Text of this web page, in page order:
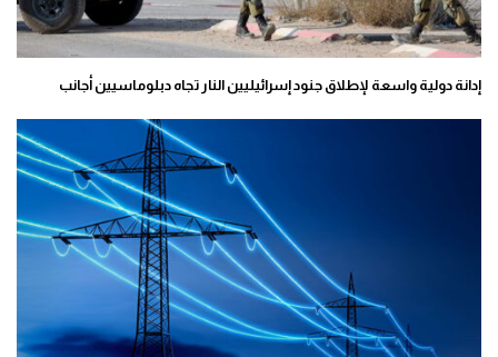
إدانة دولية واسعة لإطلاق جنود إسرائيليين النار تجاه دبلوماسيين أجانب